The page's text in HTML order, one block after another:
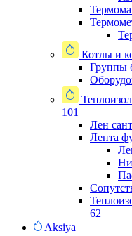
Котлы и
Группы
101
Лен
Лента
62
Aksiya